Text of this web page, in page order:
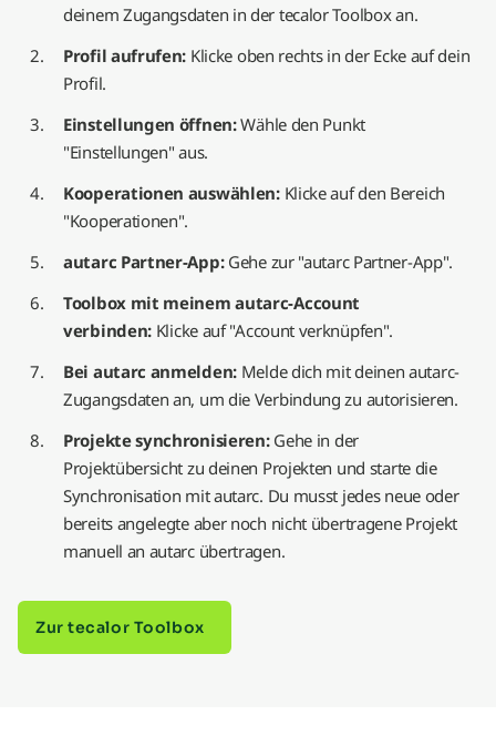
deinem Zugangsdaten in der tecalor Toolbox an.
Profil aufrufen: Klicke oben rechts in der Ecke auf dein
Profil.
Einstellungen öffnen:Wähle den Punkt
"Einstellungen" aus.
Kooperationen auswählen:Klicke auf den Bereich
"Kooperationen".
autarc Partner-App:Gehe zur "autarc Partner-App".
Toolbox mit meinem autarc-Account
verbinden: Klicke auf "Account verknüpfen".
Bei autarc anmelden: Melde dich mit deinen autarc-
Zugangsdaten an, um die Verbindung zu autorisieren.
Projekte synchronisieren:Gehe in der
Projektübersicht zu deinen Projekten und starte die
Synchronisation mit autarc. Du musst jedes neue oder
bereits angelegte aber noch nicht übertragene Projekt
manuell an autarc übertragen.
Zur tecalor Toolbox